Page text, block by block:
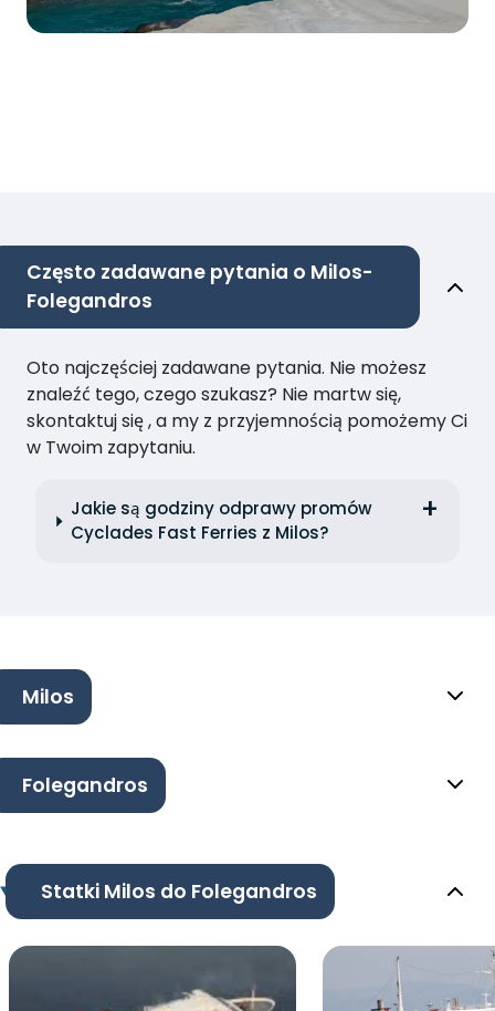
Często zadawane pytania o Milos-
Folegandros
Oto najczęściej zadawane pytania. Nie możesz
znaleźć tego, czego szukasz? Nie martw się,
skontaktuj się , a my z przyjemnością pomożemy Ci
w Twoim zapytaniu.
Jakie są godziny odprawy promów
Cyclades Fast Ferries z Milos?
Milos
Folegandros
Statki Milos do Folegandros